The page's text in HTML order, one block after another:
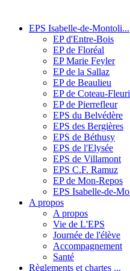
EPS Isabelle-de-Montoli...
EP d'Entre-Bois
EP de Floréal
EP Marie Feyler
EP de la Sallaz
EP de Beaulieu
EP de Coteau-Fleuri
EP de Pierrefleur
EPS du Belvédère
EPS des Bergières
EPS de Béthusy
EPS de l'Elysée
EPS de Villamont
EPS C.F. Ramuz
EP de Mon-Repos
EPS Isabelle-de-
A propos
A propos
Vie de L'EPS
Journée de l'élève
Accompagnement
Santé
Règlements et chartes ...